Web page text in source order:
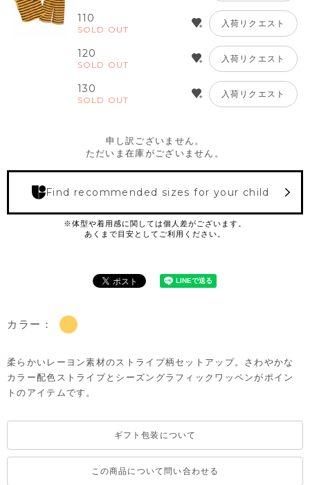
110
SOLD OUT
入荷リクエスト
120
SOLD OUT
入荷リクエスト
130
SOLD OUT
入荷リクエスト
申し訳ございません。
ただいま在庫がございません。
Find recommended sizes for your child
カラー：
柔らかいレーヨン素材のストライプ柄セットアップ。さわやかな
カラー配色ストライプとシーズングラフィックワッペンがポイン
トのアイテムです。
ギフト包装について
この商品について問い合わせる